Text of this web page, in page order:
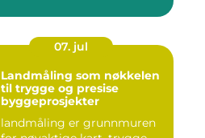
07. jul
Landmåling som nøkkelen
til trygge og presise
byggeprosjekter
landmåling er grunnmuren